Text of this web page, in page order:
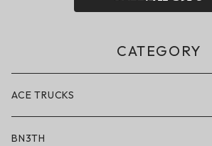
CATEGORY
ACE TRUCKS
BN3TH